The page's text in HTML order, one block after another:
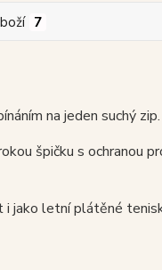
7
na jeden suchý zip.
špičku s ochranou
i jako letní plátěné